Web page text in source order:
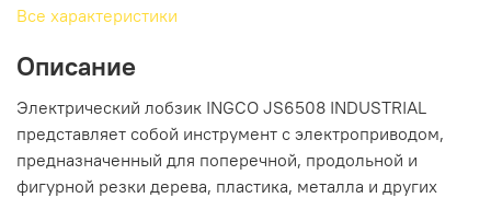
Все характеристики
Описание
Электрический лобзик INGCO JS6508 INDUSTRIAL
представляет собой инструмент с электроприводом,
предназначенный для поперечной, продольной и
фигурной резки дерева, пластика, металла и других